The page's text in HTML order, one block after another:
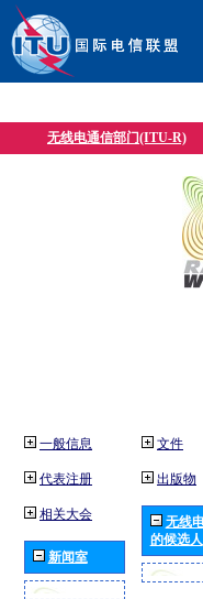
无线电通信部门(ITU-R)
一般信息
代表注册
相关大会
新闻室
文件
出版物
无线
的候选人